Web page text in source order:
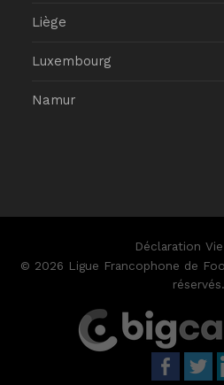
Liège
Luxembourg
Namur
Déclaration
© 2026 Ligue Francophone de
réservés.